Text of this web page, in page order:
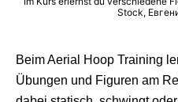
Stock,
Beim Aerial Hoop Training
Übungen und Figuren am